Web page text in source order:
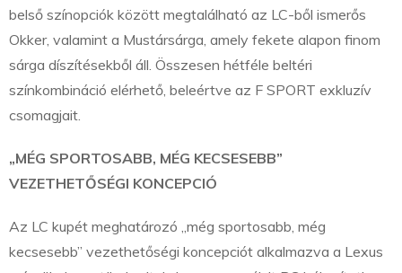
belső színopciók között megtalálható az LC-ből ismerős
Okker, valamint a Mustársárga, amely fekete alapon finom
sárga díszítésekből áll. Összesen hétféle beltéri
színkombináció elérhető, beleértve az F SPORT exkluzív
csomagjait.
„MÉG SPORTOSABB, MÉG KECSESEBB”
VEZETHETŐSÉGI KONCEPCIÓ
Az LC kupét meghatározó „még sportosabb, még
kecsesebb” vezethetőségi koncepciót alkalmazva a Lexus